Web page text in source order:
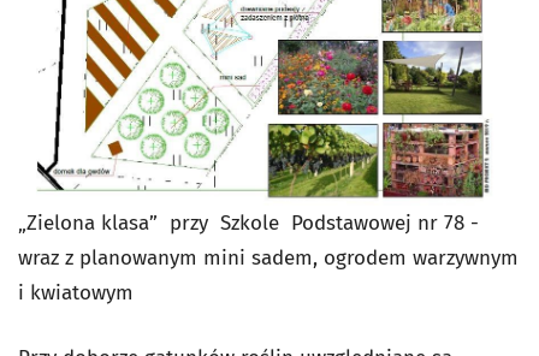
„Zielona klasa” przy Szkole Podstawowej nr 78 -
wraz z planowanym mini sadem, ogrodem warzywnym
i kwiatowym